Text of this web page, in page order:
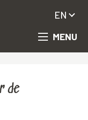
MENU
EN
de